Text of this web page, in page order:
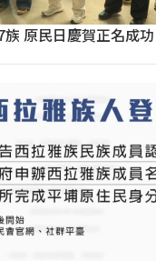
原民日慶賀正名成功